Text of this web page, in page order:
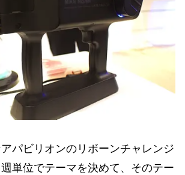
パビリオンのリボーンチャレンジ
単位でテーマを決めて、そのテー